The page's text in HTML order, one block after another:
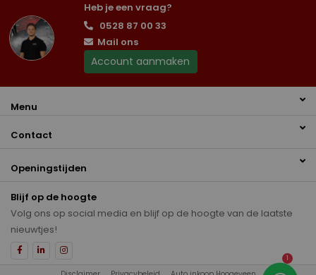
Heb je een vraag?
0528 87 00 33
Mail ons
Account aanmaken
Menu
Contact
Openingstijden
Blijf op de hoogte
Volg ons op social media en blijf op de hoogte van de laatste
nieuwtjes!
1